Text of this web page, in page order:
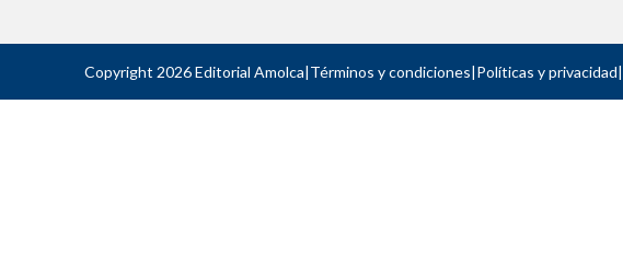
Copyright 2026 Editorial Amolca|Términos y condiciones|Políticas y privacidad|